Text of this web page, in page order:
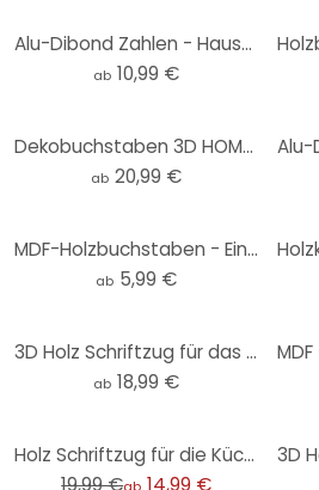
Alu-Dibond Zahlen - Hausnummer modern - Silbereffekt
ab 10,99 €
Dekobuchstaben 3D HOME 2
ab 20,99 €
MDF-Holzbuchstaben - Einzelbuchstaben Futura
ab 5,99 €
3D Holz Schriftzug für das Schlafzimmer - Good Night - Mahagoni
ab 18,99 €
Holz Schriftzug für die Küche - Guten Appetit - Mahagoni
19,99 €
14,99 €